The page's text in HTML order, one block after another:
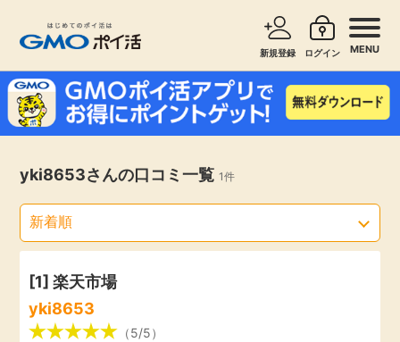
新規登録 ログイン MENU
お知らせ
新着
高還元
無料
サービスで探す ショッピングで探す
旅行・レンタカー
エンタメ
クレジットカード
yki8653さんの口コミ一覧 1件
[1]楽天市場
yki8653
（5/5）